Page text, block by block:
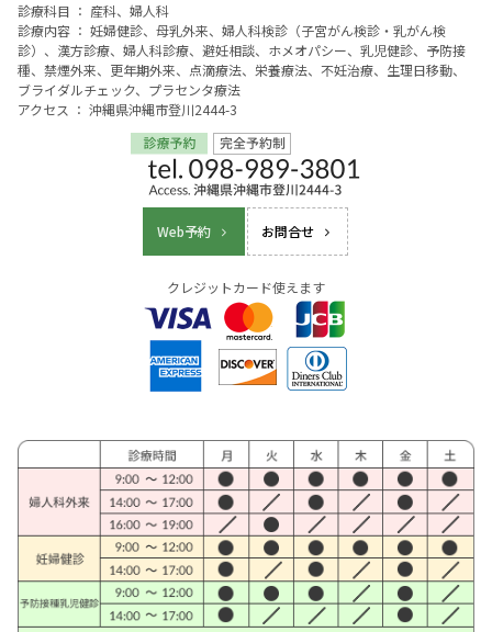
診療科目 ： 産科、婦人科
診療内容 ： 妊婦健診、母乳外来、婦人科検診（子宮がん検診・乳がん検
診）、漢方診療、婦人科診療、避妊相談、ホメオパシー、乳児健診、予防接
種、禁煙外来、更年期外来、点滴療法、栄養療法、不妊治療、生理日移動、
ブライダルチェック、プラセンタ療法
アクセス ： 沖縄県沖縄市登川2444-3
Web予約 お問合せ
クレジットカード使えます